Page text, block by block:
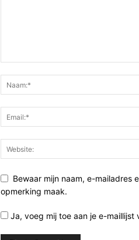
Bewaar mijn naam, e-mailadres
opmerking maak.
Ja, voeg mij toe aan je e-maillijst